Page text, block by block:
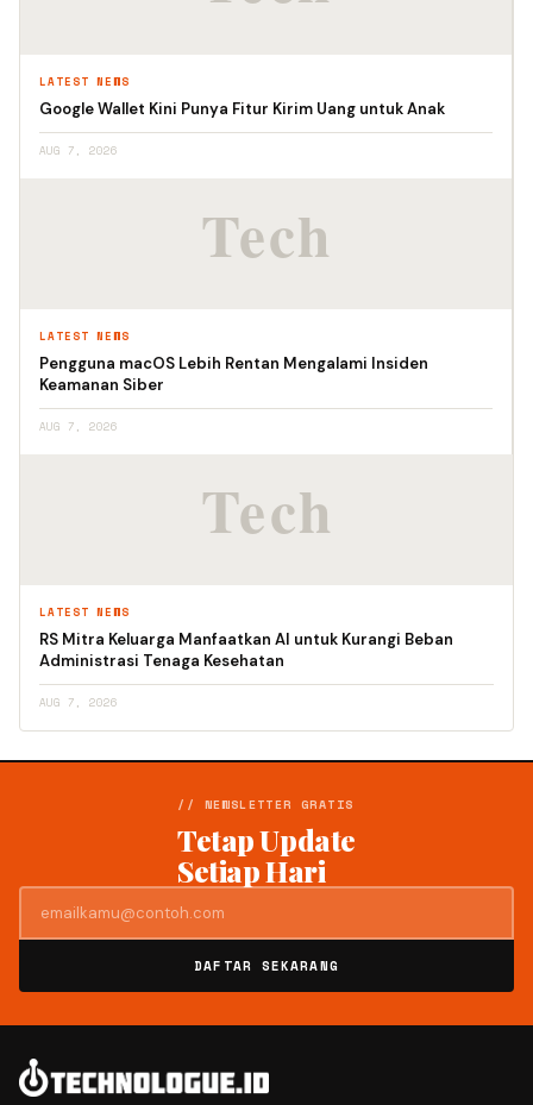
LATEST NEWS
Google Wallet Kini Punya Fitur Kirim Uang untuk Anak
AUG 7, 2026
LATEST NEWS
Pengguna macOS Lebih Rentan Mengalami Insiden
Keamanan Siber
AUG 7, 2026
LATEST NEWS
RS Mitra Keluarga Manfaatkan AI untuk Kurangi Beban
Administrasi Tenaga Kesehatan
AUG 7, 2026
// NEWSLETTER GRATIS
Tetap Update
Setiap Hari
DAFTAR SEKARANG